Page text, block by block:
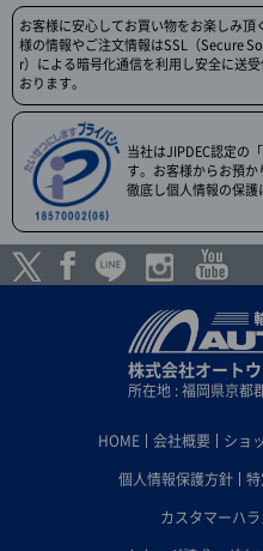
お客様に安心してお買い物をお楽しみ頂
様の情報やご注文情報はSSL（Secure
r）による暗号化通信を利用し安全に送
おります。
当社はJIPDEC認定の
す。お客様からお預
徹底し個人情報の保護
株式会社オート
所在地 : 福岡県京都
HOME 会社概要 ショ
個人情報保護方針
カスタマーハ